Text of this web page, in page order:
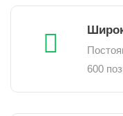
600